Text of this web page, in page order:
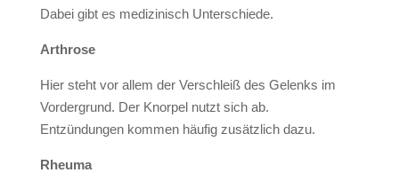
Dabei gibt es medizinisch Unterschiede.
Arthrose
Hier steht vor allem der Verschleiß des Gelenks im
Vordergrund. Der Knorpel nutzt sich ab.
Entzündungen kommen häufig zusätzlich dazu.
Rheuma